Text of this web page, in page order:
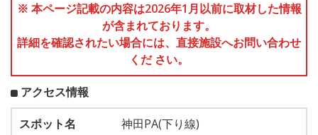
※ 本ページ記載の内容は2026年1月以前に取材した情報
が含まれております。
詳細を確認されたい場合には、直接施設へお問い合わせ
くだ さい。
アクセス情報
スポット名
神田PA(下り線)